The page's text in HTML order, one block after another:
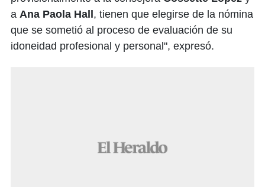
a Ana Paola Hall , tienen que elegirse de la nómina
que se sometió al proceso de evaluación de su
idoneidad profesional y personal", expresó.